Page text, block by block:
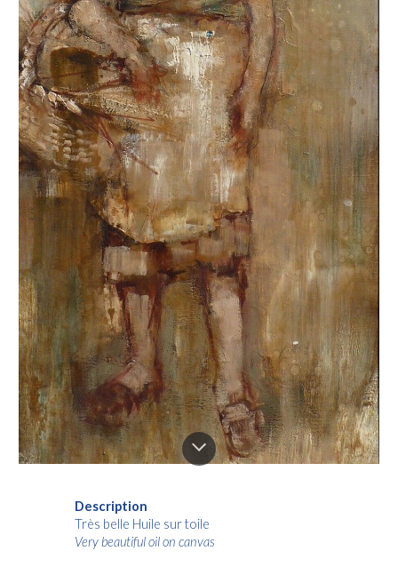
Description
Très belle Huile sur toile
Very beautiful oil on canvas